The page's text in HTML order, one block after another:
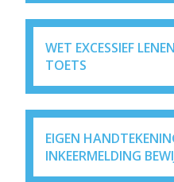
WET EXCESSIEF
TOETS
EIGEN
INKEERMELDING